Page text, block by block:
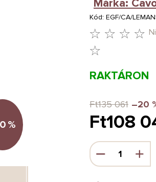
%
TERMÉK
5-
0,0
CSILLAG.
Kód: EGF/CA/
Márka:
RAKTÁRON
Ft135 061 –20
Ft108
Egységár: